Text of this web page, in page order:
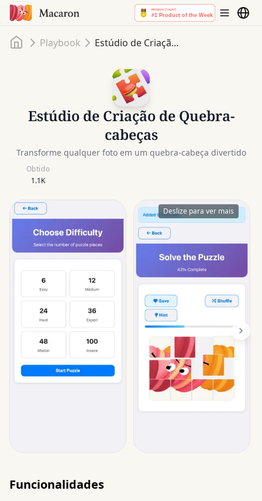
InícioPlaybook Estúdio de Criação de Quebra-cabeças
Estúdio de Criação de Quebra-
cabeças
Transforme qualquer foto em um quebra-cabeça divertido
Obtido
1.1K
Deslize para ver mais
Funcionalidades